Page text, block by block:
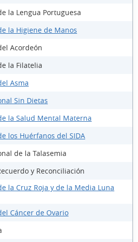
la Lengua Portuguesa
la Higiene de Manos
Acordeón
la Filatelia
Asma
Sin Dietas
la Salud Mental Materna
los Huérfanos del SIDA
de la Talasemia
y Reconciliación
la Cruz Roja y de la Media Luna
Cáncer de Ovario